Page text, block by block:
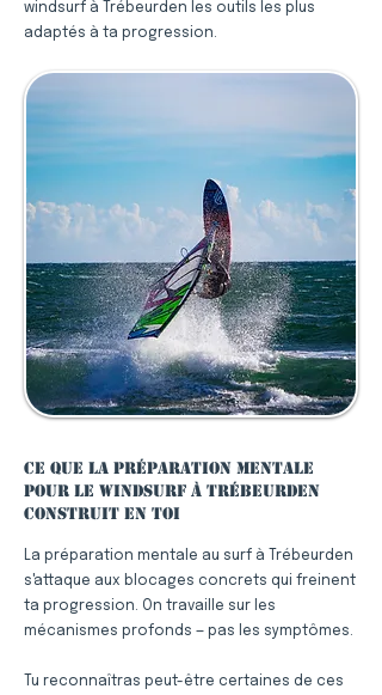
windsurf à Trébeurden les outils les plus
adaptés à ta progression.
Ce que la préparation mentale
pour le windsurf à Trébeurden
construit en toi
La préparation mentale au surf à Trébeurden
s'attaque aux blocages concrets qui freinent
ta progression. On travaille sur les
mécanismes profonds — pas les symptômes.
Tu reconnaîtras peut-être certaines de ces